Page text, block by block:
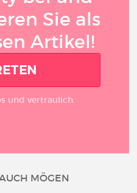
Sie als
Artikel!
und vertraulich.
MÖGEN